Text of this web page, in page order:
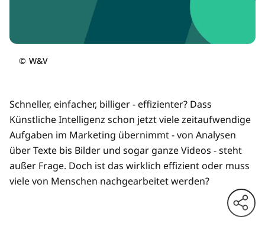
© W&V
Schneller, einfacher, billiger - effizienter? Dass
Künstliche Intelligenz schon jetzt viele zeitaufwendige
Aufgaben im Marketing übernimmt - von Analysen
über Texte bis Bilder und sogar ganze Videos - steht
außer Frage. Doch ist das wirklich effizient oder muss
viele von Menschen nachgearbeitet werden?